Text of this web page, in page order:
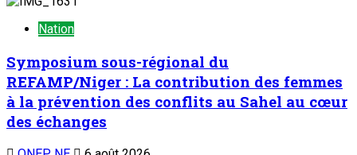
Nation
Symposium sous-régional du
REFAMP/Niger : La contribution des femmes
à la prévention des conflits au Sahel au cœur
des échanges